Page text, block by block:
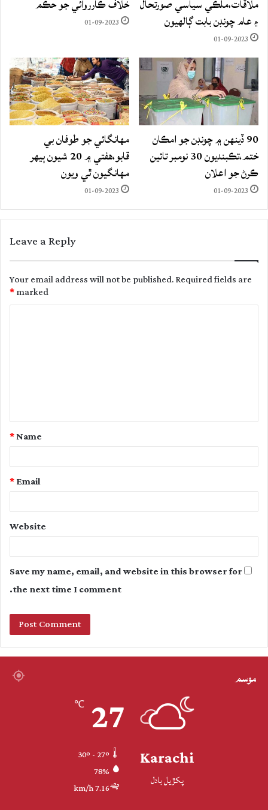
ملاقات،ملڪي سياسي صورتحال
۽ عام چونڊن بابت ڳالهيون
01-09-2023
خلاف ڪارروائي جو حڪم
01-09-2023
90 ڏينهن ۾ چونڊن جو امڪان
ختم،تڪبنديون 30 نومبر تائين
ڪرڻ جو اعلان
01-09-2023
مهانگائي جو طوفان بي
قابو،هفتي ۾ 20 شيون ٻيهر
مهانگيون ٿي ويون
01-09-2023
Leave a Reply
Your email address will not be published.Required fields are
marked
*
t
Name
*
Email
*
Website
Save my name, email, and website in this browser for
the next time I comment.
موسم
Karachi
پکڙيل بادل
27
℃
78%
7.16 km/h